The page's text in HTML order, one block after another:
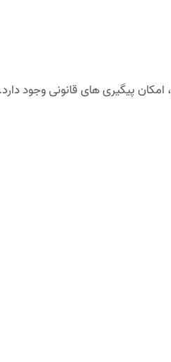
امکان پیگیری های قانونی وجود دارد.